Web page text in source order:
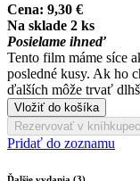
Cena: 9,30 €
Na sklade 2 ks
Posielame ihneď
Tento film máme síce
posledné kusy. Ak ho
ďalších môže trvať
Vložiť do košíka
Rezervovať v
Pridať do zoznamu